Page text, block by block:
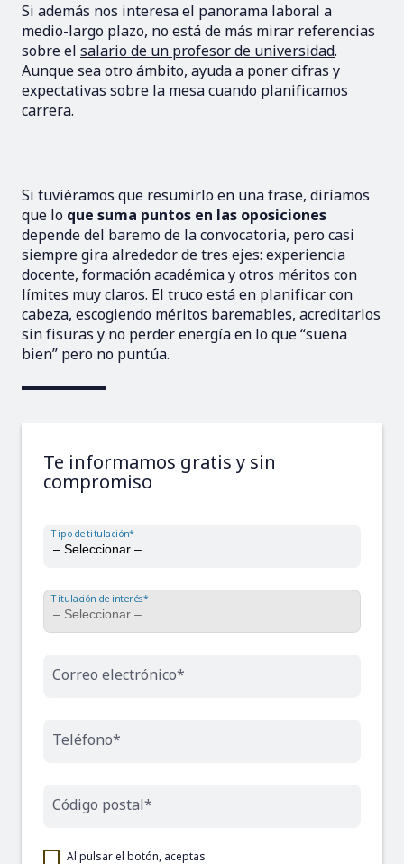
Si además nos interesa el panorama laboral a
medio-largo plazo, no está de más mirar referencias
sobre el salario de un profesor de universidad.
Aunque sea otro ámbito, ayuda a poner cifras y
expectativas sobre la mesa cuando planificamos
carrera.
Si tuviéramos que resumirlo en una frase, diríamos
que lo que suma puntos en las oposiciones
depende del baremo de la convocatoria, pero casi
siempre gira alrededor de tres ejes: experiencia
docente, formación académica y otros méritos con
límites muy claros. El truco está en planificar con
cabeza, escogiendo méritos baremables, acreditarlos
sin fisuras y no perder energía en lo que “suena
bien” pero no puntúa.
Te informamos gratis y sin
compromiso
Tipo de titulación*
Titulación de interés*
Correo electrónico*
Teléfono*
Código postal*
Al pulsar el botón, aceptas